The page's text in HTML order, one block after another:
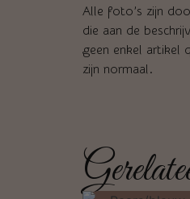
Alle foto’s zijn
die aan de
geen enkel artikel
zijn normaal.